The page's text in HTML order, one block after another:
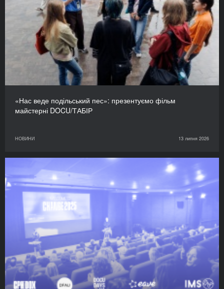
«Нас веде подільський пес»: презентуємо фільм
майстерні DOCU/ТАБІР
НОВИНИ 13 липня 2026